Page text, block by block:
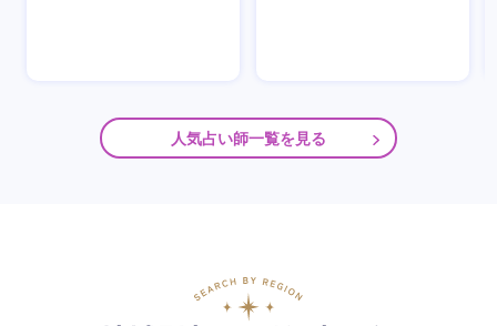
人気占い師一覧を見る